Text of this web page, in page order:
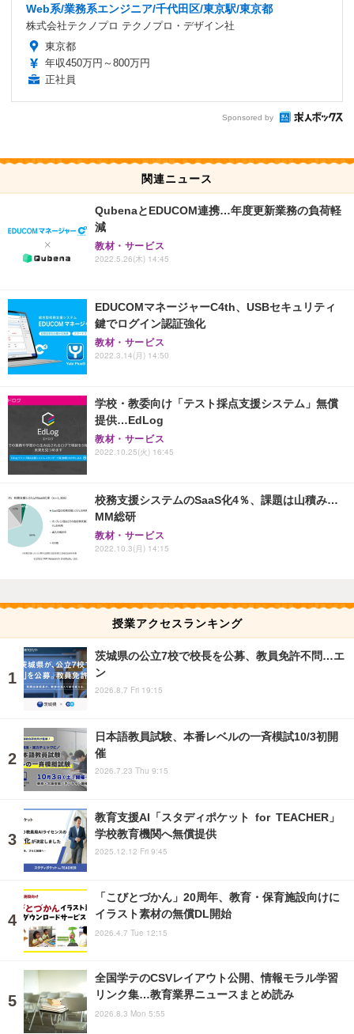
Web系/業務系エンジニア/千代田区/東京駅/東京都
株式会社テクノプロ テクノプロ・デザイン社
東京都
年収450万円～800万円
正社員
Sponsored by
関連ニュース
QubenaとEDUCOM連携…年度更新業務の負荷軽
減
教材・サービス
2022.5.26(木) 14:45
EDUCOMマネージャーC4th、USBセキュリティ
鍵でログイン認証強化
教材・サービス
2022.3.14(月) 14:50
学校・教委向け「テスト採点支援システム」無償
提供…EdLog
教材・サービス
2022.10.25(火) 16:45
校務支援システムのSaaS化4％、課題は山積み…
MM総研
教材・サービス
2022.10.3(月) 14:15
授業アクセスランキング
茨城県の公立7校で校長を公募、教員免許不問…エ
ン
2026.8.7 Fri 19:15
日本語教員試験、本番レベルの一斉模試10/3初開
催
2026.7.23 Thu 9:15
教育支援AI「スタディポケット for TEACHER」
学校教育機関へ無償提供
2025.12.12 Fri 9:45
「こびとづかん」20周年、教育・保育施設向けに
イラスト素材の無償DL開始
2026.4.7 Tue 12:15
全国学テのCSVレイアウト公開、情報モラル学習
リンク集…教育業界ニュースまとめ読み
2026.8.3 Mon 5:55